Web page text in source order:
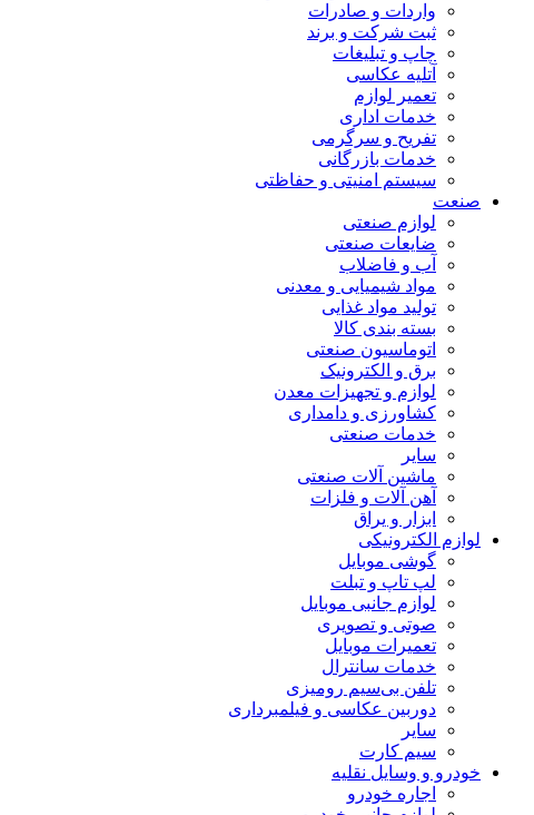
واردات و صادرات
ثبت شرکت و برند
چاپ و تبلیغات
آتلیه عکاسی
تعمیر لوازم
خدمات اداری
تفریح و سرگرمی
خدمات بازرگانی
سیستم امنیتی و حفاظتی
صنعت
لوازم صنعتی
ضایعات صنعتی
آب و فاضلاب
مواد شیمیایی و معدنی
تولید مواد غذایی
بسته بندی کالا
اتوماسیون صنعتی
برق و الکترونیک
لوازم و تجهیزات معدن
کشاورزی و دامداری
خدمات صنعتی
سایر
ماشین آلات صنعتی
آهن آلات و فلزات
ابزار و یراق
لوازم الکترونیکی
گوشی موبایل
لپ تاپ و تبلت
لوازم جانبی موبایل
صوتی و تصویری
تعمیرات موبایل
خدمات سانترال
تلفن بی‌سیم رومیزی
دوربین عکاسی و فیلمبرداری
سایر
سیم کارت
خودرو و وسایل نقلیه
اجاره خودرو